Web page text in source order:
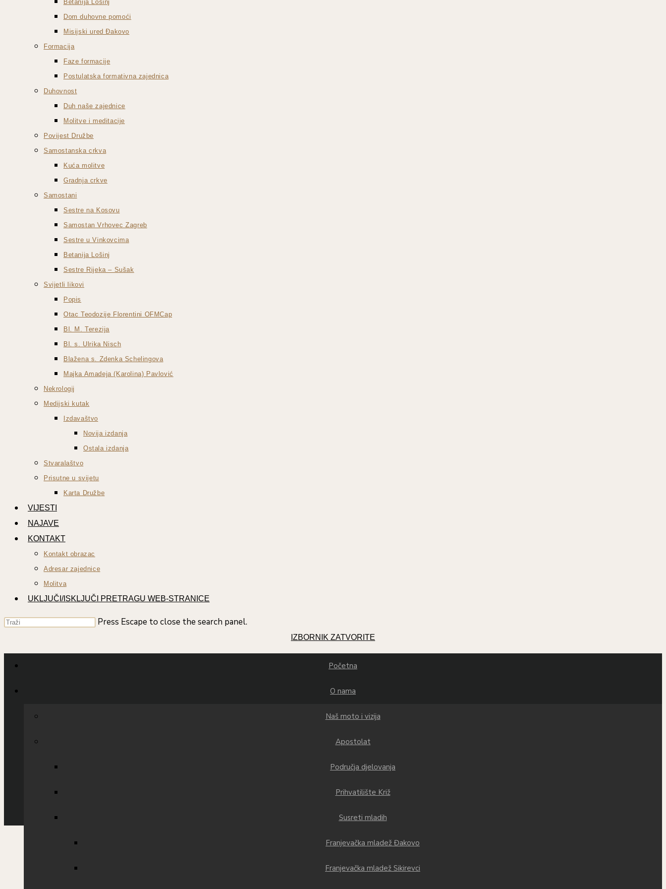
Betanija Lošinj
Dom duhovne pomoći
Misijski ured Đakovo
Formacija
Faze formacije
Postulatska formativna zajednica
Duhovnost
Duh naše zajednice
Molitve i meditacije
Povijest Družbe
Samostanska crkva
Kuća molitve
Gradnja crkve
Samostani
Sestre na Kosovu
Samostan Vrhovec Zagreb
Sestre u Vinkovcima
Betanija Lošinj
Sestre Rijeka – Sušak
Svijetli likovi
Popis
Otac Teodozije Florentini OFMCap
Bl. M. Terezija
Bl. s. Ulrika Nisch
Blažena s. Zdenka Schelingova
Majka Amadeja (Karolina) Pavlović
Nekrologij
Medijski kutak
Izdavaštvo
Novija izdanja
Ostala izdanja
Stvaralaštvo
Prisutne u svijetu
Karta Družbe
VIJESTI
NAJAVE
KONTAKT
Kontakt obrazac
Adresar zajednice
Molitva
UKLJUČI/ISKLJUČI PRETRAGU WEB-STRANICE
Press Escape to close the search panel.
IZBORNIK ZATVORITE
Početna
O nama
Naš moto i vizija
Apostolat
Područja djelovanja
Prihvatilište Križ
Susreti mladih
Franjevačka mladež Đakovo
Franjevačka mladež Sikirevci